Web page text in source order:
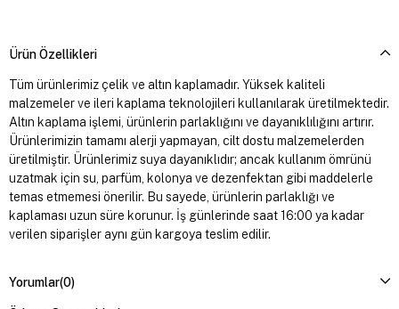
Ürün Özellikleri
Tüm ürünlerimiz çelik ve altın kaplamadır. Yüksek kaliteli
malzemeler ve ileri kaplama teknolojileri kullanılarak üretilmektedir.
Altın kaplama işlemi, ürünlerin parlaklığını ve dayanıklılığını artırır.
Ürünlerimizin tamamı alerji yapmayan, cilt dostu malzemelerden
üretilmiştir. Ürünlerimiz suya dayanıklıdır; ancak kullanım ömrünü
uzatmak için su, parfüm, kolonya ve dezenfektan gibi maddelerle
temas etmemesi önerilir. Bu sayede, ürünlerin parlaklığı ve
kaplaması uzun süre korunur. İş günlerinde saat 16:00 ya kadar
verilen siparişler aynı gün kargoya teslim edilir.
Yorumlar(0)